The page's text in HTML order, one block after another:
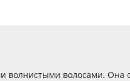
волосами. Она